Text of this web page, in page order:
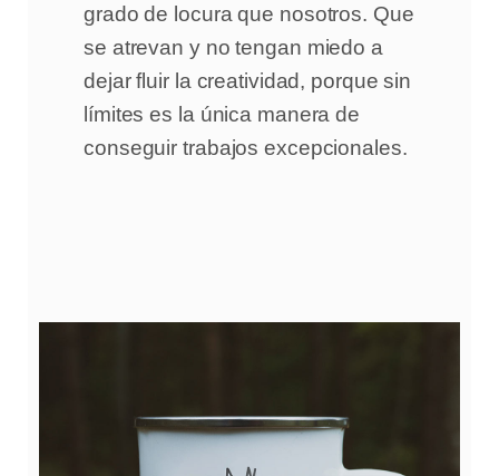
grado de locura que nosotros. Que
se atrevan y no tengan miedo a
dejar fluir la creatividad, porque sin
límites es la única manera de
conseguir trabajos excepcionales.